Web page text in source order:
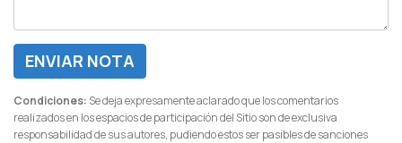
ENVIAR NOTA
Condiciones: Se deja expresamente aclarado que los comentarios
realizados en los espacios de participación del Sitio son de exclusiva
responsabilidad de sus autores, pudiendo estos ser pasibles de sanciones